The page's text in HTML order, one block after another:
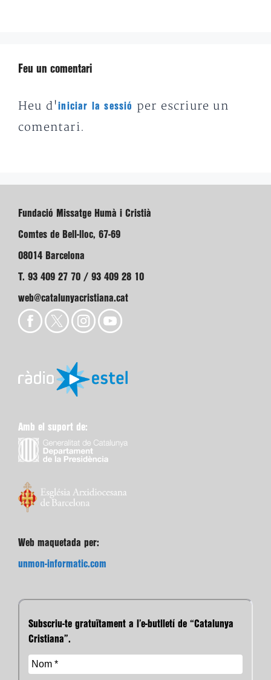
Feu un comentari
Heu d'iniciar la sessió
per escriure un
comentari.
Fundació Missatge Humà i Cristià
Comtes de Bell-lloc, 67-69
08014 Barcelona
T. 93 409 27 70 / 93 409 28 10
web@catalunyacristiana.cat
Amb el suport de:
Web maquetada per:
unmon-informatic.com
Subscriu-te gratuïtament a l’e-butlletí de “Catalunya
Cristiana”.